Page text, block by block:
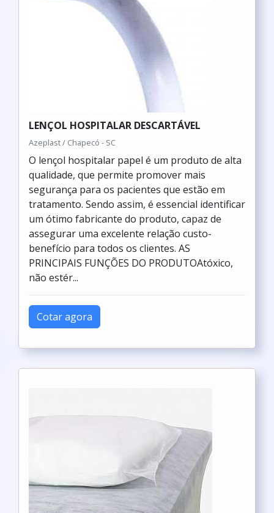
LENÇOL HOSPITALAR DESCARTÁVEL
Azeplast / Chapecó - SC
O lençol hospitalar papel é um produto de alta
qualidade, que permite promover mais
segurança para os pacientes que estão em
tratamento. Sendo assim, é essencial identificar
um ótimo fabricante do produto, capaz de
assegurar uma excelente relação custo-
benefício para todos os clientes. AS
PRINCIPAIS FUNÇÕES DO PRODUTOAtóxico,
não estér...
Cotar agora